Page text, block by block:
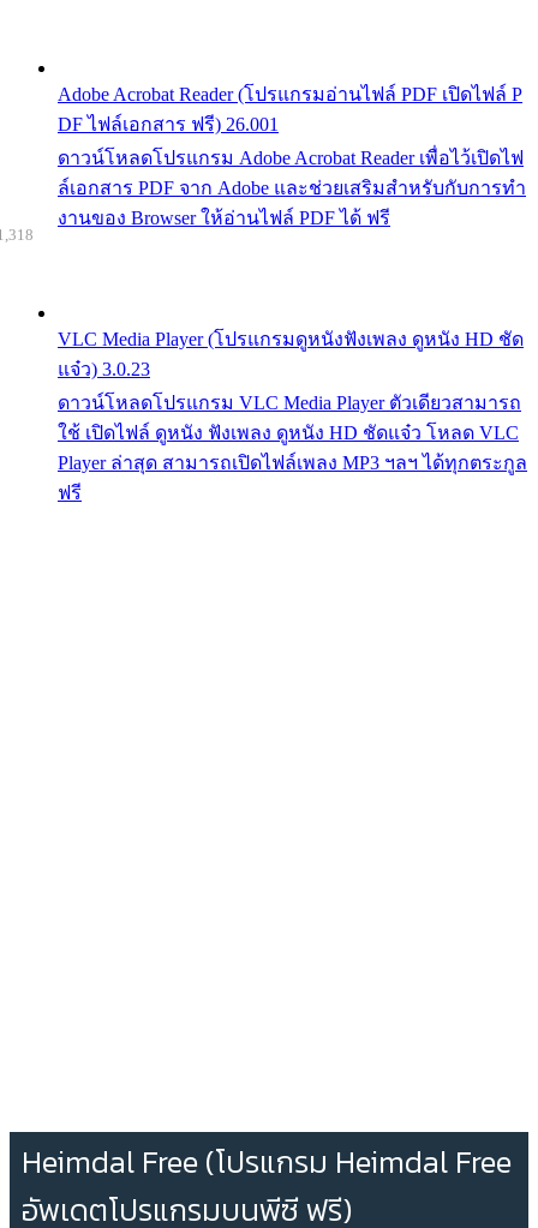
Adobe Acrobat Reader (โปรแกรมอ่านไฟล์ PDF เปิดไฟล์ P
DF ไฟล์เอกสาร ฟรี) 26.001
ดาวน์โหลดโปรแกรม Adobe Acrobat Reader เพื่อไว้เปิดไฟ
ล์เอกสาร PDF จาก Adobe และช่วยเสริมสำหรับกับการทำ
งานของ Browser ให้อ่านไฟล์ PDF ได้ ฟรี
VLC Media Player (โปรแกรมดูหนังฟังเพลง ดูหนัง HD ชัด
แจ๋ว) 3.0.23
ดาวน์โหลดโปรแกรม VLC Media Player ตัวเดียวสามารถ
ใช้ เปิดไฟล์ ดูหนัง ฟังเพลง ดูหนัง HD ชัดแจ๋ว โหลด VLC
Player ล่าสุด สามารถเปิดไฟล์เพลง MP3 ฯลฯ ได้ทุกตระกูล
ฟรี
Heimdal Free (โปรแกรม Heimdal Free
อัพเดตโปรแกรมบนพีซี ฟรี)